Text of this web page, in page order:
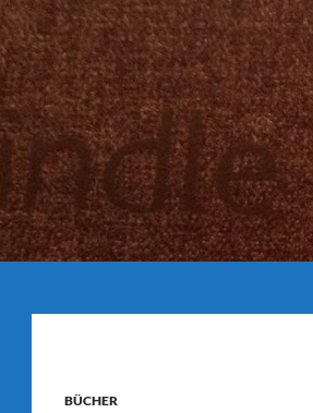
BÜCHER